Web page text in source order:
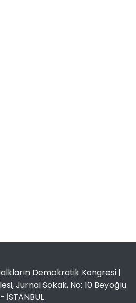
Demokratik Kongresi |
Jurnal Sokak, No: 10 Beyoğlu
- İSTANBUL